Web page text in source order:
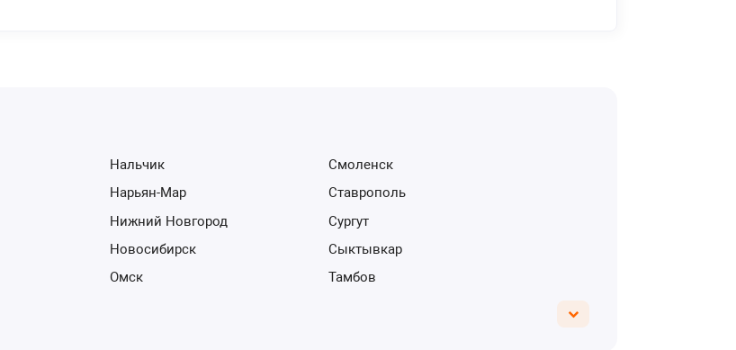
Нальчик
Нарьян-Мар
Нижний Новгород
Новосибирск
Омск
Смоленск
Ставрополь
Сургут
Сыктывкар
Тамбов